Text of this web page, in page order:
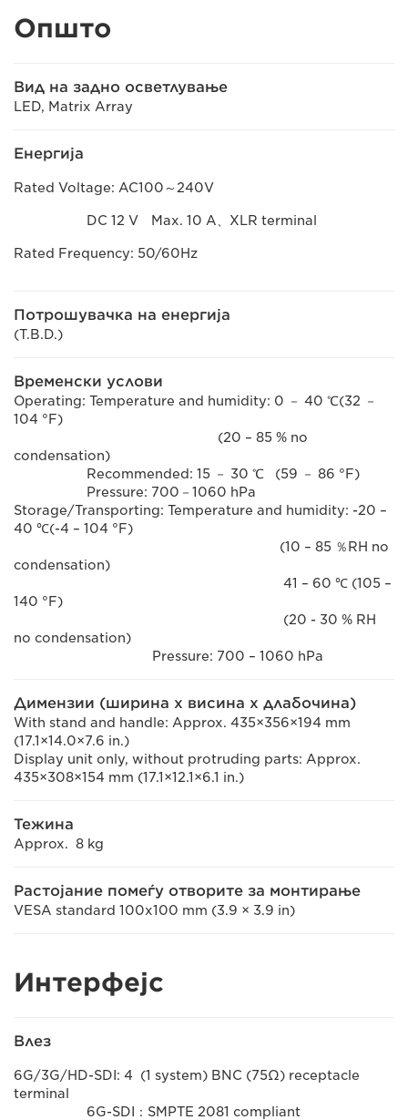
Општо
Вид на задно осветлување
LED, Matrix Array
Енергија
Rated Voltage: AC100～240V
DC 12 V Max. 10 A、XLR terminal
Rated Frequency: 50/60Hz
Потрошувачка на енергија
(T.B.D.)
Временски услови
Operating: Temperature and humidity: 0 － 40 ℃(32 －
104 °F)
(20 – 85 % no
condensation)
Recommended: 15 － 30 ℃ (59 － 86 °F)
Pressure: 700－1060 hPa
Storage/Transporting: Temperature and humidity: -20 –
40 ℃(-4 – 104 °F)
(10 – 85 ％RH no
condensation)
41 – 60 ℃ (105 –
140 °F)
(20 - 30 % RH
no condensation)
Pressure: 700 – 1060 hPa
Димензии (ширина x висина x длабочина)
With stand and handle: Approx. 435×356×194 mm
(17.1×14.0×7.6 in.)
Display unit only, without protruding parts: Approx.
435×308×154 mm (17.1×12.1×6.1 in.)
Тежина
Approx. 8 kg
Растојание помеѓу отворите за монтирање
VESA standard 100x100 mm (3.9 × 3.9 in)
Интерфејс
Влез
6G/3G/HD-SDI: 4 (1 system) BNC (75Ω) receptacle
terminal
6G-SDI：SMPTE 2081 compliant